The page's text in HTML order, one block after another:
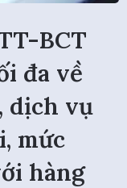
BCT
đa về
dịch vụ
mức
hàng